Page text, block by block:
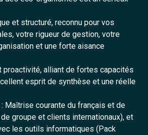
et structuré, reconnu pour vos
votre rigueur de gestion, votre
et une forte aisance
proactivité, alliant de fortes capacités
esprit de synthèse et une réelle
: Maîtrise courante du français et de
groupe et clients internationaux), et
les outils informatiques (Pack